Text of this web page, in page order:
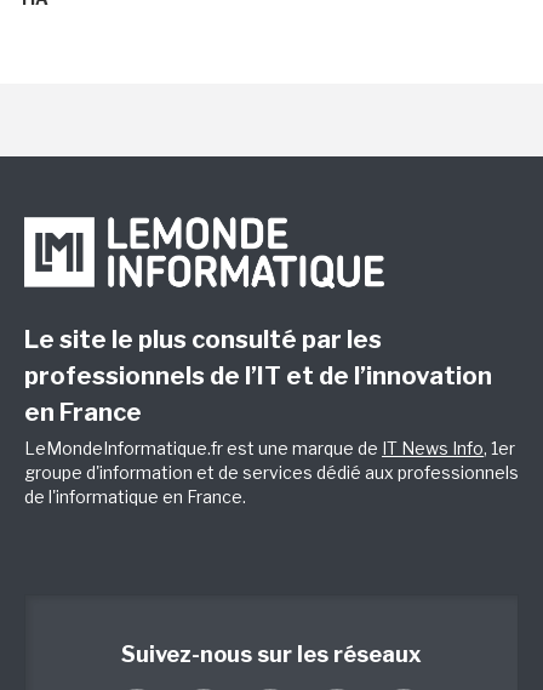
Le site le plus consulté par les
professionnels de l’IT et de l’innovation
en France
LeMondeInformatique.fr est une marque de IT News Info, 1er
groupe d'information et de services dédié aux professionnels
de l'informatique en France.
Suivez-nous sur les réseaux